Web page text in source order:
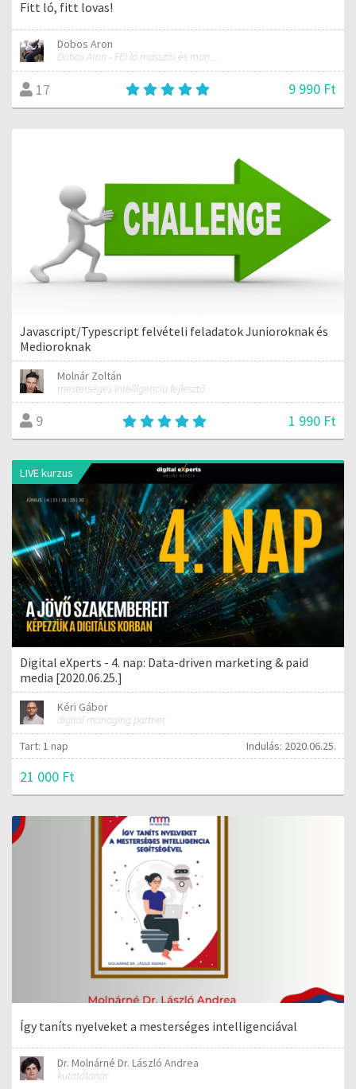
Fitt ló, fitt lovas!
Dobos Aron
Dobos Áron - FEI ló masszás és manuálterapeuta
17 9 990 Ft
Javascript/Typescript felvételi feladatok Junioroknak és
Medioroknak
Molnár Zoltán
mesterséges intelligencia fejlesztő
9 1 990 Ft
LIVE kurzus
Digital eXperts - 4. nap: Data-driven marketing & paid
media [2020.06.25.]
Kéri Gábor
digital managing partner
Tart: 1 nap
Indulás: 2020.06.25.
21 000 Ft
Így taníts nyelveket a mesterséges intelligenciával
Dr. Molnárné Dr. László Andrea
kutatótanár